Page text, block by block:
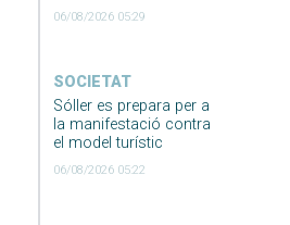
06/08/2026 05:29
SOCIETAT
Sóller es prepara per a
la manifestació contra
el model turístic
06/08/2026 05:22